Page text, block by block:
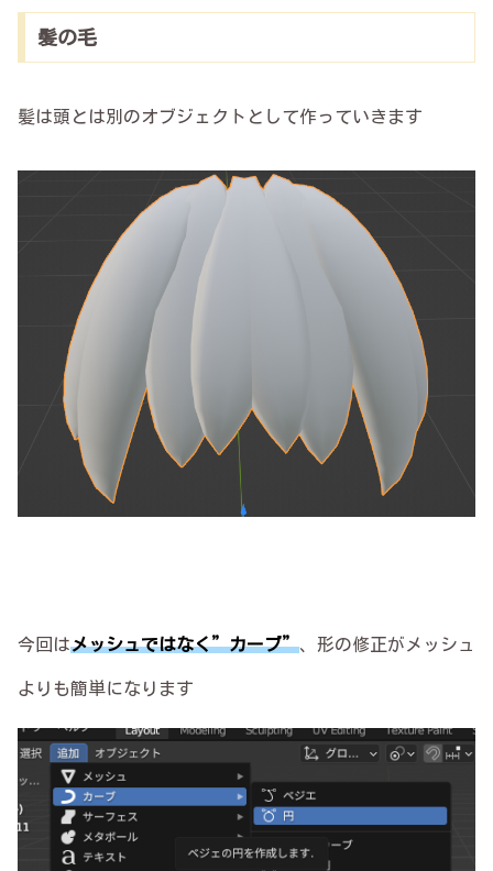
髪の毛
髪は頭とは別のオブジェクトとして作っていきます
今回はメッシュではなく”カーブ”、形の修正がメッシュ
よりも簡単になります